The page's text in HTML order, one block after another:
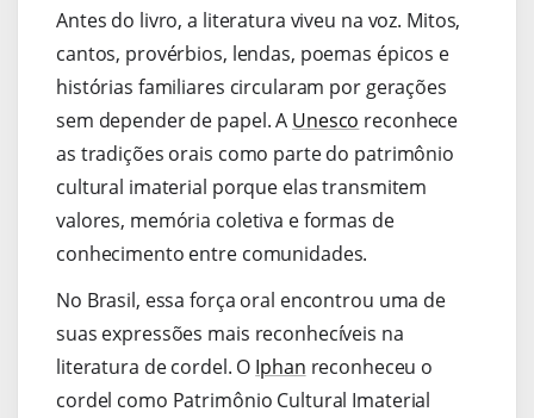
Antes do livro, a literatura viveu na voz. Mitos,
cantos, provérbios, lendas, poemas épicos e
histórias familiares circularam por gerações
sem depender de papel. A Unesco reconhece
as tradições orais como parte do patrimônio
cultural imaterial porque elas transmitem
valores, memória coletiva e formas de
conhecimento entre comunidades.
No Brasil, essa força oral encontrou uma de
suas expressões mais reconhecíveis na
literatura de cordel. O Iphan reconheceu o
cordel como Patrimônio Cultural Imaterial